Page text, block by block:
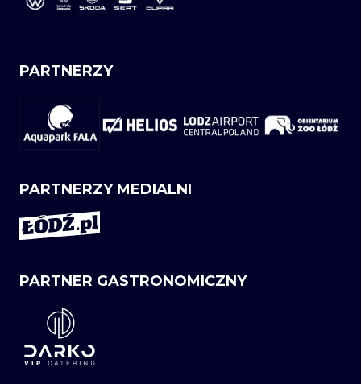
PARTNERZY
PARTNERZY MEDIALNI
PARTNER GASTRONOMICZNY